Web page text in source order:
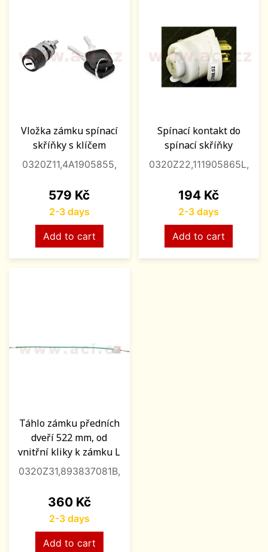
Vložka zámku spínací
skříňky s klíčem
0320Z11,4A1905855,
Price
579 Kč
2-3 days
Add to cart
Spínací kontakt do
spínací skříňky
0320Z22,111905865L,
Price
194 Kč
2-3 days
Add to cart
Táhlo zámku předních
dveří 522 mm, od
vnitřní kliky k zámku L
0320Z31,893837081B,
Price
360 Kč
2-3 days
Add to cart